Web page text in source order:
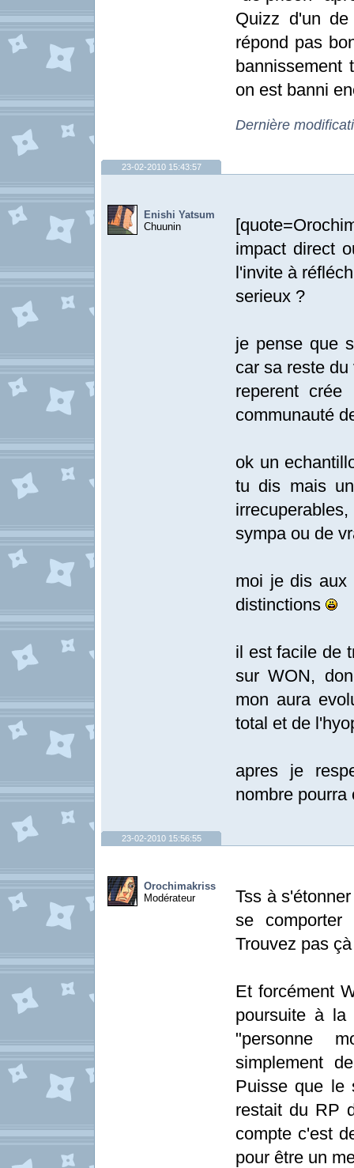
Quizz d'un
répond pas
bannissement
on est banni
Dernière
23-02-2010 15:43:57
Enishi Yatsum
Chuunin
impact direct
l'invite à
serieux ?
je pense que
car sa reste
reperent
communauté
ok un
tu dis mais
sympa ou de
moi je dis aux
distinctions
il est facile de
sur WON,
mon aura
total et de
apres je
nombre
23-02-2010 15:56:55
Orochimakriss
Modérateur
Tss à
se
Trouvez pas
Et forcément
poursuite à
"personne
simplement
Puisse que le
restait du RP
compte c'est
pour être un